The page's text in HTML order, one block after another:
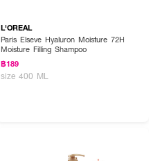
L'OREAL
Paris Elseve Hyaluron Moisture 72H
Moisture Filling Shampoo
฿189
size 400 ML